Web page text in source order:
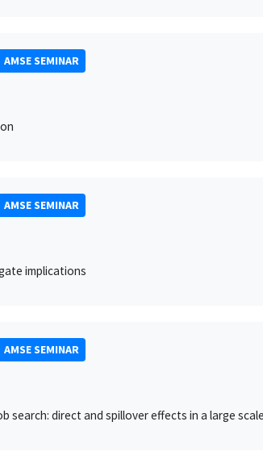
AMSE SEMINAR
AMSE SEMINAR
implications
AMSE SEMINAR
search: direct and spillover effects in a large